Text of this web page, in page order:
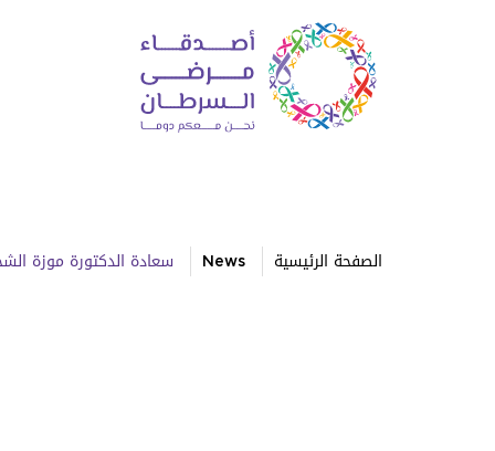
الصفحة الرئيسية News سعادة الدكتورة موزة